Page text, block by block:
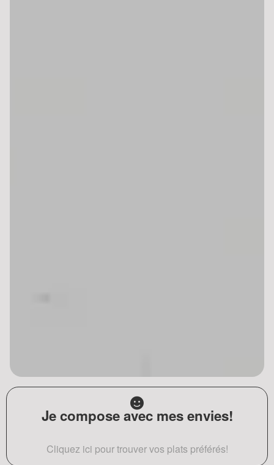
Je compose avec mes envies!
Cliquez ici pour trouver vos plats préférés!